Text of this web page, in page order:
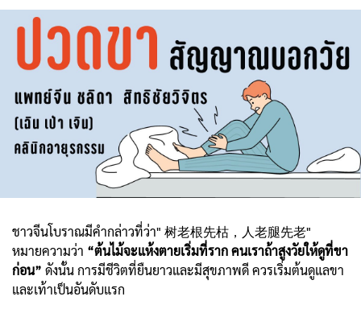
ชาวจีนโบราณมีคำกล่าวที่ว่า" 树老根先枯，人老腿先老"
หมายความว่า “ต้นไม้จะแห้งตายเริ่มที่ราก คนเราถ้าสูงวัยให้ดูที่ขา
ก่อน” ดังนั้น การมีชีวิตที่ยืนยาวและมีสุขภาพดี ควรเริ่มต้นดูแลขา
และเท้าเป็นอันดับแรก